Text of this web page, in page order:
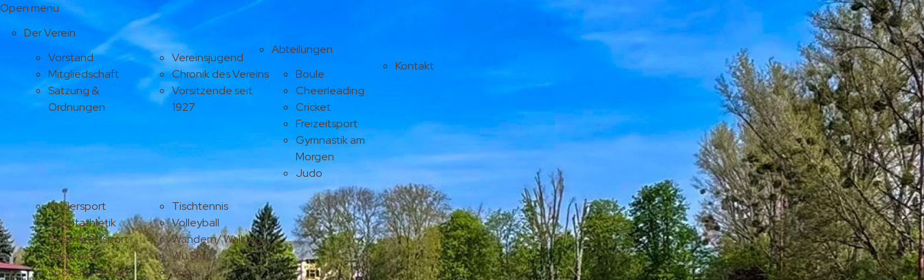
Open menu
Der Verein
Vorstand
Mitgliedschaft
Satzung &
Ordnungen
Vereinsjugend
Chronik des Vereins
Vorsitzende seit
1927
Abteilungen
Boule
Cheerleading
Cricket
Freizeitsport
Gymnastik am
Morgen
Judo
Kindersport
Leichtathletik
Rasenkraftsport
Seniovital
Sportabzeichen
Tischtennis
Volleyball
Wandern/ Walking
Wu Shu
Yoga
Kontakt